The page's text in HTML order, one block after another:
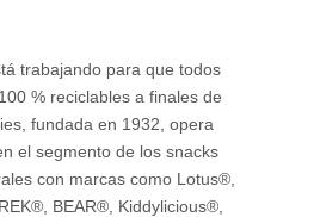
trabajando para que todos
% reciclables a finales de
fundada en 1932, opera
el segmento de los snacks
con marcas como Lotus®,
BEAR®, Kiddylicious®,